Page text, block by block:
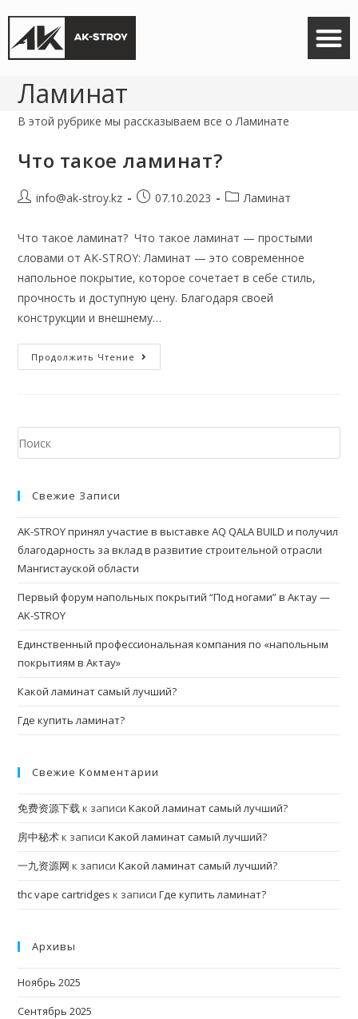
Ламинат
В этой рубрике мы рассказываем все о Ламинате
Что такое ламинат?
info@ak-stroy.kz 07.10.2023 Ламинат
Что такое ламинат? Что такое ламинат — простыми
словами от AK-STROY: Ламинат — это современное
напольное покрытие, которое сочетает в себе стиль,
прочность и доступную цену. Благодаря своей
конструкции и внешнему…
Продолжить Чтение
Свежие Записи
AK-STROY принял участие в выставке AQ QALA BUILD и получил
благодарность за вклад в развитие строительной отрасли
Мангистауской области
Первый форум напольных покрытий “Под ногами” в Актау —
AK-STROY
Единственный профессиональная компания по «напольным
покрытиям в Актау»
Какой ламинат самый лучший?
Где купить ламинат?
Свежие Комментарии
免费资源下载к записиКакой ламинат самый лучший?
房中秘术к записиКакой ламинат самый лучший?
一九资源网 к записиКакой ламинат самый лучший?
thc vape cartridges к записиГде купить ламинат?
Архивы
Ноябрь 2025
Сентябрь 2025